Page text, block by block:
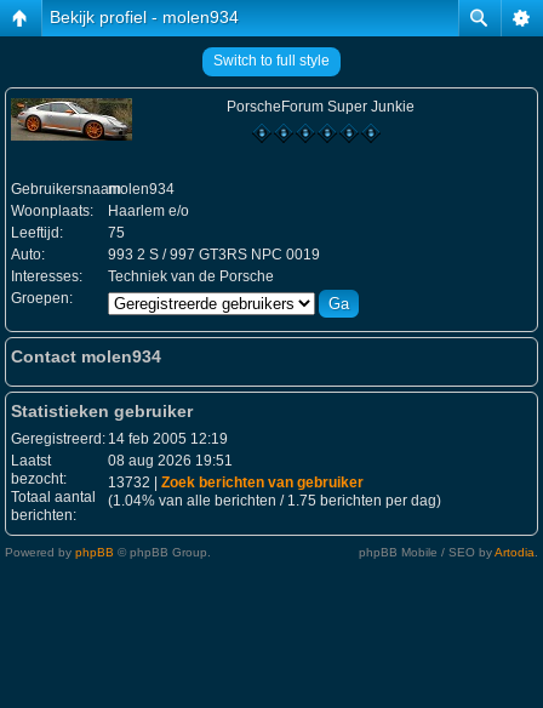
Bekijk profiel - molen934
Switch to full style
PorscheForum Super Junkie
Gebruikersnaam:molen934
Woonplaats:
Haarlem e/o
Leeftijd:
75
Auto:
993 2 S / 997 GT3RS NPC 0019
Interesses:
Techniek van de Porsche
Groepen:
Contact molen934
Statistieken gebruiker
Geregistreerd: 14 feb 2005 12:19
Laatst
bezocht:
08 aug 2026 19:51
Totaal aantal
berichten:
13732 | Zoek berichten van gebruiker
(1.04% van alle berichten / 1.75 berichten per dag)
Powered by phpBB © phpBB Group. phpBB Mobile / SEO byArtodia